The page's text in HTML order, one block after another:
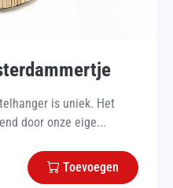
is uniek. Het
door onze eige...
Toevoegen